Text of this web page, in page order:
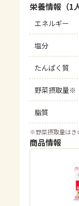
栄養情報（1
エネルギー
塩分
たんぱく質
野菜摂取量※
脂質
※野菜摂取量はき
商品情報